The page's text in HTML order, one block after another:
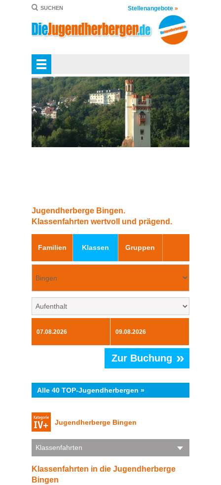
SUCHEN Stellenangebote »
Jugendherberge Bingen.
Klassenfahrten wertvoll und prägend.
Familien Klassen Gruppen
Zur Buchung »
Alle 40 TOP-Jugendherbergen »
Jugendherberge Bingen
Klassenfahrten
Klassenfahrten in die Jugendherberge
Bingen